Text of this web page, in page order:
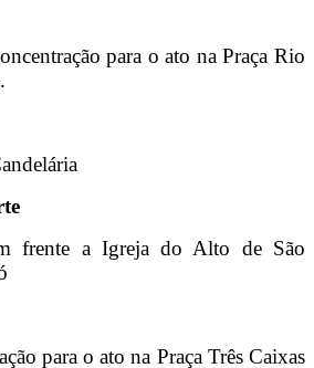
para o ato na Praça Rio
frente a Igreja do Alto de São
para o ato na Praça Três Caixas